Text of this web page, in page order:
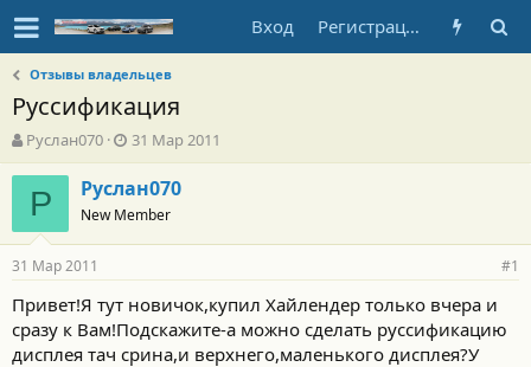
Вход Регистрация
Отзывы владельцев
Руссификация
А
в
т
т
е
м
ы
Руслан070
Д
а
т
а
н
а
а
л
а
31 Мар 2011
Р Руслан070
New Member
31 Мар 2011 #1
Привет!Я тут новичок,купил Хайлендер только вчера и
сразу к Вам!Подскажите-а можно сделать руссификацию
дисплея тач срина,и верхнего,маленького дисплея?У